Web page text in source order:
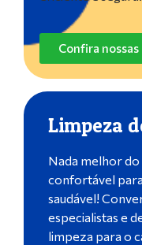
Confira
Limpeza
Nada melhor
confortável
saudável!
especialistas e
limpeza para o